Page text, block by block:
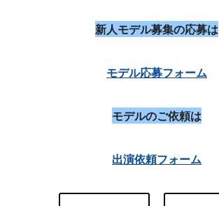
新人モデル募集の応募は
モデル応募フォーム
モデルのご依頼は
出演依頼フォーム